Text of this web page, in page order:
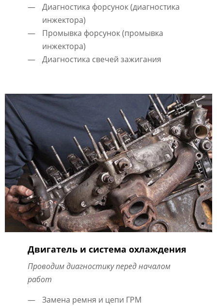
Диагностика форсунок (диагностика
инжектора)
Промывка форсунок (промывка
инжектора)
Диагностика свечей зажигания
Двигатель и система охлаждения
Проводим диагностику перед началом
работ
Замена ремня и цепи ГРМ